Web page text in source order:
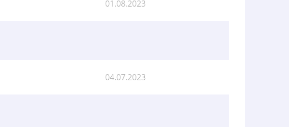
01.08.2023
04.07.2023